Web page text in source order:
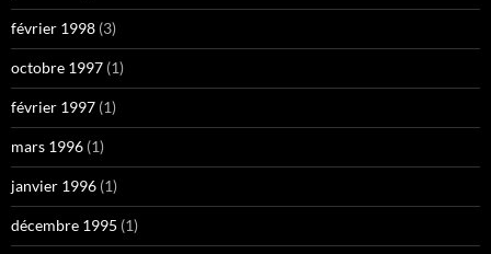
février 1998 (3)
octobre 1997 (1)
février 1997 (1)
mars 1996 (1)
janvier 1996 (1)
décembre 1995 (1)